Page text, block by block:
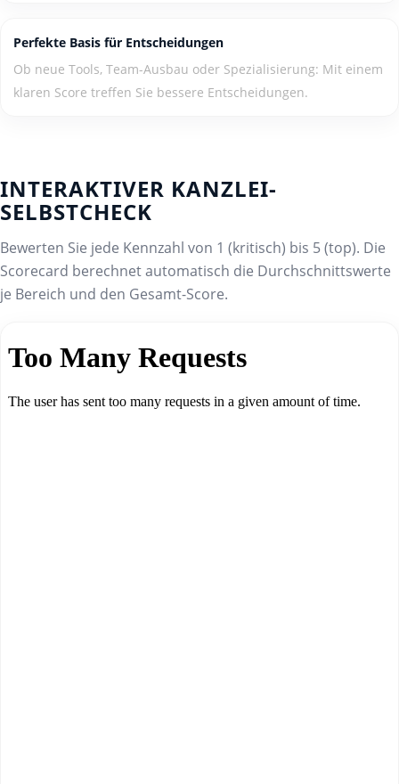
Perfekte Basis für Entscheidungen
Ob neue Tools, Team-Ausbau oder Spezialisierung: Mit einem
klaren Score treffen Sie bessere Entscheidungen.
INTERAKTIVER KANZLEI-
SELBSTCHECK
Bewerten Sie jede Kennzahl von 1 (kritisch) bis 5 (top). Die
Scorecard berechnet automatisch die Durchschnittswerte
je Bereich und den Gesamt-Score.